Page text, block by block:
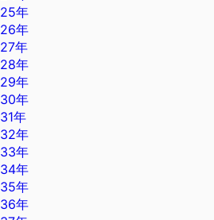
25年
26年
27年
28年
29年
30年
31年
32年
33年
34年
35年
36年